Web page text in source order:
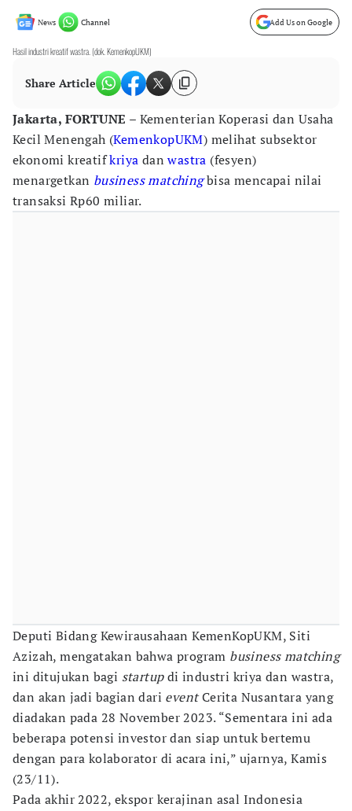
News Channel Add Us on Google
Hasil industri kreatif wastra. (dok. KemenkopUKM)
Share Article
Jakarta, FORTUNE – Kementerian Koperasi dan Usaha
Kecil Menengah (KemenkopUKM) melihat subsektor
ekonomi kreatifkriya danwastra (fesyen)
menargetkan business matchingbisa mencapai nilai
transaksi Rp60 miliar.
Deputi Bidang Kewirausahaan KemenKopUKM, Siti
Azizah, mengatakan bahwa program business matching
ini ditujukan bagi startupdi industri kriya dan wastra,
dan akan jadi bagian dari eventCerita Nusantara yang
diadakan pada 28 November 2023. “Sementara ini ada
beberapa potensi investor dan siap untuk bertemu
dengan para kolaborator di acara ini,” ujarnya, Kamis
(23/11).
Pada akhir 2022, ekspor kerajinan asal Indonesia